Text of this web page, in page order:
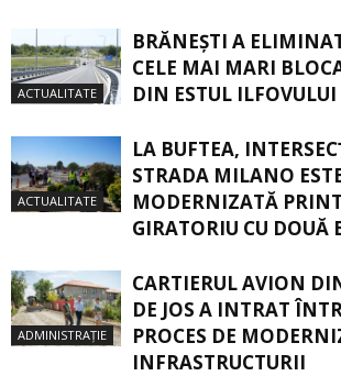
ACTUALITATE
BRĂNEȘTI A
CELE MAI MARI
DIN ESTUL ILFOVULUI
ACTUALITATE
LA BUFTEA,
STRADA MILANO
MODERNIZATĂ
GIRATORIU CU DOUĂ
ADMINISTRAȚIE
CARTIERUL AVION
DE JOS A INTRAT
PROCES DE
INFRASTRUCTURII